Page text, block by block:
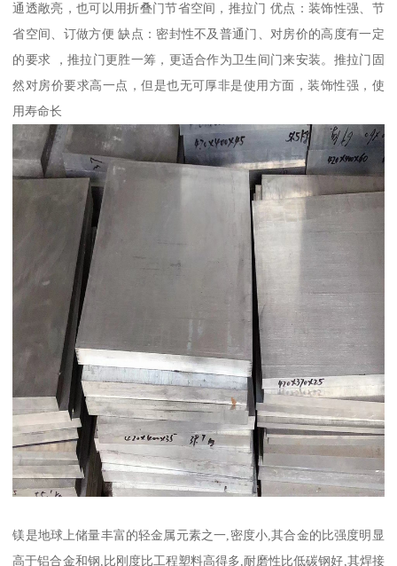
通透敞亮，也可以用折叠门节省空间，推拉门 优点：装饰性强、节
省空间、订做方便 缺点：密封性不及普通门、对房价的高度有一定
的要求 ，推拉门更胜一筹，更适合作为卫生间门来安装。推拉门固
然对房价要求高一点，但是也无可厚非是使用方面，装饰性强，使
用寿命长
镁是地球上储量丰富的轻金属元素之一,密度小,其合金的比强度明显
高于铝合金和钢,比刚度比工程塑料高得多,耐磨性比低碳钢好,其焊接